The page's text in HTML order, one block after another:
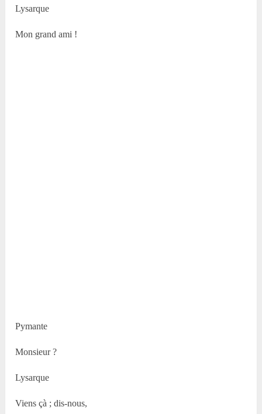
Lysarque
Mon grand ami !
Pymante
Monsieur ?
Lysarque
Viens çà ; dis-nous,